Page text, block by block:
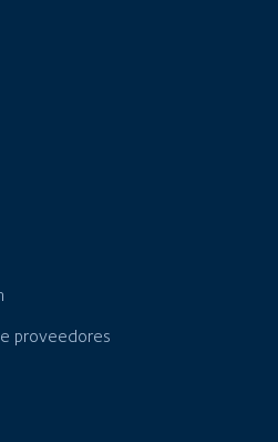
proveedores